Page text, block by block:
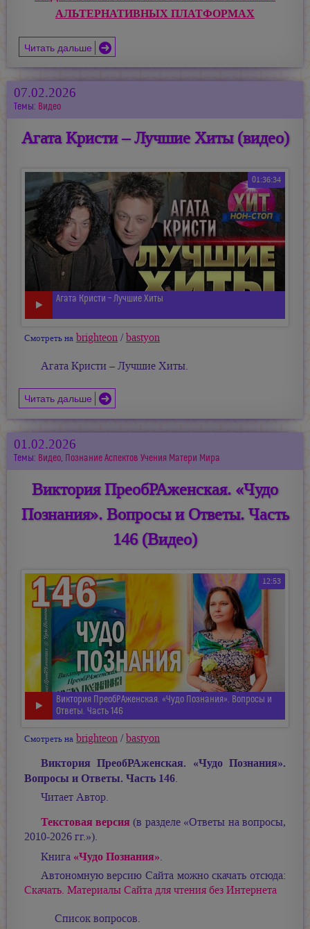
АЛЬТЕРНАТИВНЫХ ПЛАТФОРМАХ
Читать дальше
07.02.2026
Темы: Видео
Агата Кристи – Лучшие Хиты (видео)
01:36:34
Агата Кристи – Лучшие Хиты
Смотреть на brighteon /bastyon
Агата Кристи – Лучшие Хиты.
Читать дальше
01.02.2026
Темы: Видео, Познание Аспектов Учения Матери Мира
Виктория ПреобРАженская. «Чудо
Познания». Вопросы и Ответы. Часть
146 (Видео)
12:53
Виктория ПреобРАженская. «Чудо Познания». Вопросы и
Ответы. Часть 146
Смотреть на brighteon /bastyon
Виктория ПреобРАженская. «Чудо Познания».
Вопросы и Ответы. Часть 146.
Читает Автор.
Текстовая версия(в разделе «Ответы на вопросы,
2010-2026 гг.»).
Книга «Чудо Познания».
Автономную версию Сайта можно скачать отсюда:
Скачать. Материалы Сайта для чтения без Интернета
Список вопросов.